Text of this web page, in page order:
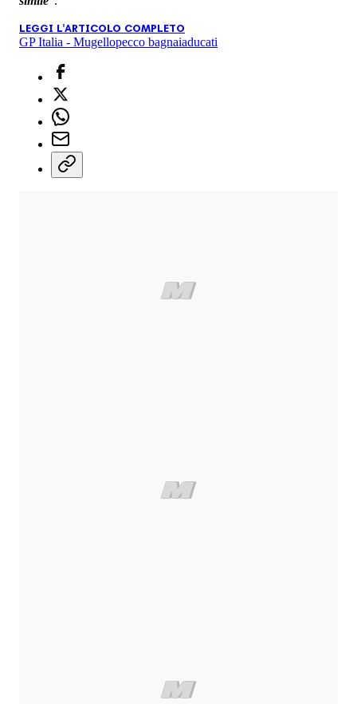
LEGGI L'ARTICOLO COMPLETO
GP Italia - Mugellopecco bagnaiaducati